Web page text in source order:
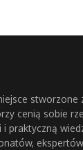
stworzone
cenią sobie
praktyczną